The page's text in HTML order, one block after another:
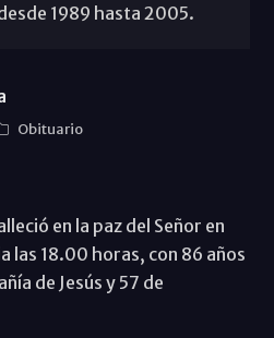
1989 hasta 2005.
Obituario
en la paz del Señor en
las 18.00 horas, con 86 años
de Jesús y 57 de